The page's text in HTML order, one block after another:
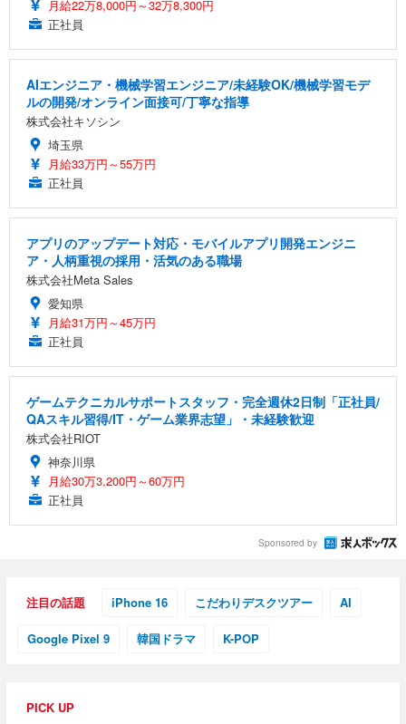
月給22万8,000円～32万8,300円
正社員
AIエンジニア・機械学習エンジニア/未経験OK/機械学習モデ
ルの開発/オンライン面接可/丁寧な指導
株式会社キソシン
埼玉県
月給33万円～55万円
正社員
アプリのアップデート対応・モバイルアプリ開発エンジニ
ア・人柄重視の採用・活気のある職場
株式会社Meta Sales
愛知県
月給31万円～45万円
正社員
ゲームテクニカルサポートスタッフ・完全週休2日制「正社員/
QAスキル習得/IT・ゲーム業界志望」・未経験歓迎
株式会社RIOT
神奈川県
月給30万3,200円～60万円
正社員
Sponsored by
注目の話題 iPhone 16 こだわりデスクツアー AI
Google Pixel 9 韓国ドラマ K-POP
PICK UP